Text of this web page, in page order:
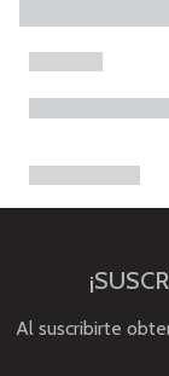
Al suscribirte